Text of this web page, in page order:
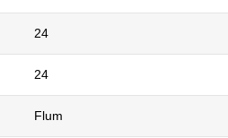
24
24
Flum